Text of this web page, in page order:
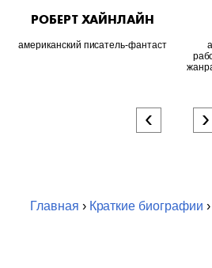
РОБЕРТ ХАЙНЛАЙН
американский писатель-фантаст
‹ ›
Главная › Краткие биографии